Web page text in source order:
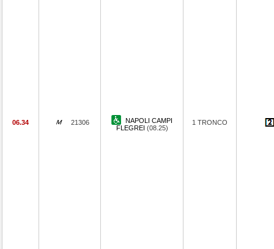
06.34 21306
NAPOLI CAMPI
FLEGREI (08.25)
1 TRONCO